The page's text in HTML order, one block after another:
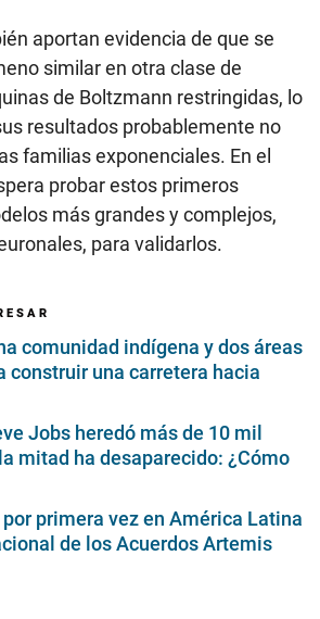
aportan evidencia de que se
similar en otra clase de
de Boltzmann restringidas, lo
resultados probablemente no
familias exponenciales. En el
probar estos primeros
más grandes y complejos,
para validarlos.
comunidad indígena y dos áreas
construir una carretera hacia
Jobs heredó más de 10 mil
mitad ha desaparecido: ¿Cómo
primera vez en América Latina
de los Acuerdos Artemis